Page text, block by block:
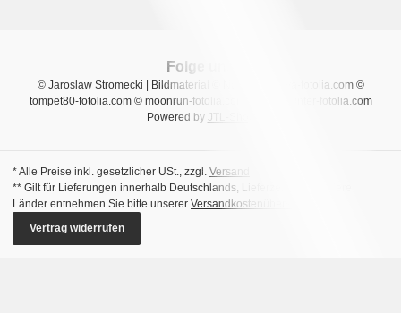
© Jaroslaw Stromecki | Bildmaterial © Natalia Uzkova-fotolia.com ©
tompet80-fotolia.com © moonrun-fotolia.com © sara_winter-fotolia.com
Powered by JTL-Shop
Folge uns
* Alle Preise inkl. gesetzlicher USt., zzgl. Versand
** Gilt für Lieferungen innerhalb Deutschlands, Lieferzeiten für andere
Länder entnehmen Sie bitte unserer Versandkostenübersicht
Vertrag widerrufen